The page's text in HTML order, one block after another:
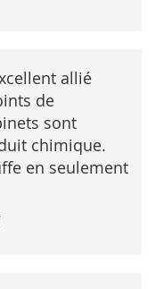
allié
de
sont
chimique.
en seulement